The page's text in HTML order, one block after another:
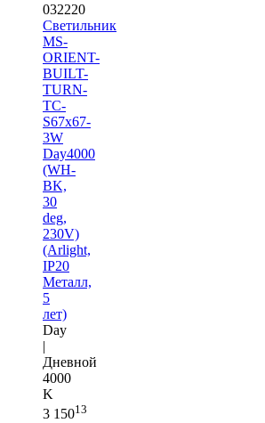
032220
Светильник
MS-
ORIENT-
BUILT-
TURN-
TC-
S67x67-
3W
Day4000
(WH-
BK,
30
deg,
230V)
(Arlight,
IP20
Металл,
5
лет)
Day
|
Дневной
4000
K
3 15013